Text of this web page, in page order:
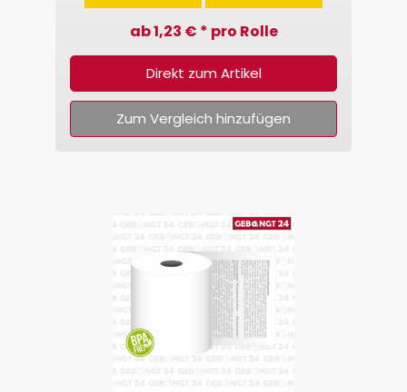
ab 1,23 € * pro Rolle
Direkt zum Artikel
Zum Vergleich hinzufügen